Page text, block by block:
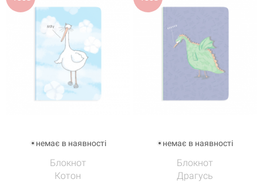
немає в наявності
Блокнот
Котон
немає в наявності
Блокнот
Драгусь